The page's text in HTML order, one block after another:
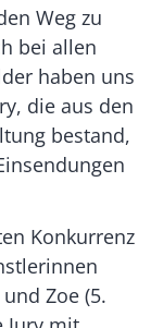
Weg zu
bei allen
haben uns
die aus den
bestand,
Konkurrenz
Zoe (5.